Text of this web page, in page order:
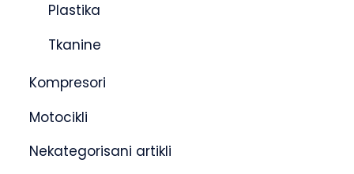
Plastika
Tkanine
Kompresori
Motocikli
Nekategorisani artikli